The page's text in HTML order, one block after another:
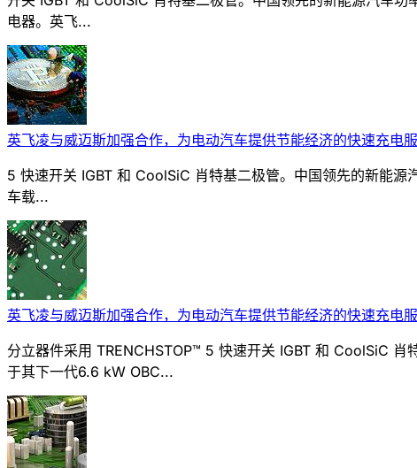
电器。英飞...
英飞凌与威迈斯加强合作，为电动汽车提供节能经济的快速充电
5 快速开关 IGBT 和 CoolSiC 肖特基二极管。中国领先的新能源
车载...
英飞凌与威迈斯加强合作，为电动汽车提供节能经济的快速充电
分立器件采用 TRENCHSTOP™ 5 快速开关 IGBT 和 CoolSiC
于其下一代6.6 kW OBC...